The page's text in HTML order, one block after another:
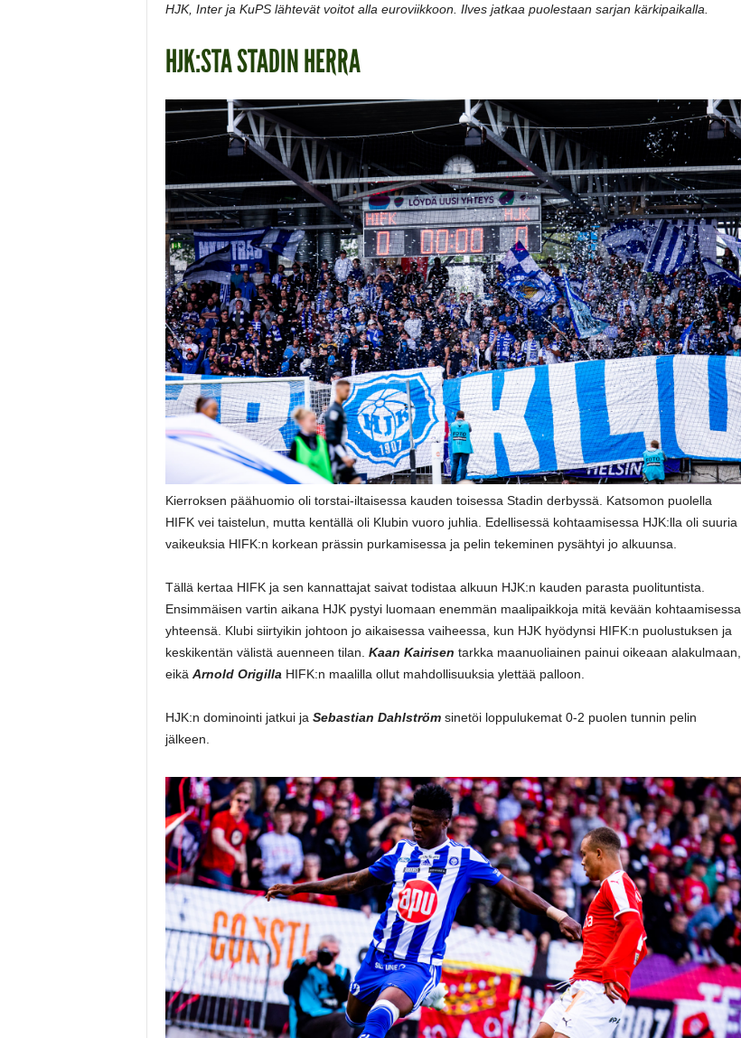
HJK, Inter ja KuPS lähtevät voitot alla euroviikkoon. Ilves jatkaa puolestaan sarjan kärkipaikalla.
HJK:STA STADIN HERRA
Kierroksen päähuomio oli torstai-iltaisessa kauden toisessa Stadin derbyssä. Katsomon puolella
HIFK vei taistelun, mutta kentällä oli Klubin vuoro juhlia. Edellisessä kohtaamisessa HJK:lla oli suuria
vaikeuksia HIFK:n korkean prässin purkamisessa ja pelin tekeminen pysähtyi jo alkuunsa.
Tällä kertaa HIFK ja sen kannattajat saivat todistaa alkuun HJK:n kauden parasta puolituntista.
Ensimmäisen vartin aikana HJK pystyi luomaan enemmän maalipaikkoja mitä kevään kohtaamisessa
yhteensä. Klubi siirtyikin johtoon jo aikaisessa vaiheessa, kun HJK hyödynsi HIFK:n puolustuksen ja
keskikentän välistä auenneen tilan. Kaan Kairisen tarkka maanuoliainen painui oikeaan alakulmaan,
eikä Arnold Origilla HIFK:n maalilla ollut mahdollisuuksia ylettää palloon.
HJK:n dominointi jatkui ja Sebastian Dahlströmsinetöi loppulukemat 0-2 puolen tunnin pelin
jälkeen.